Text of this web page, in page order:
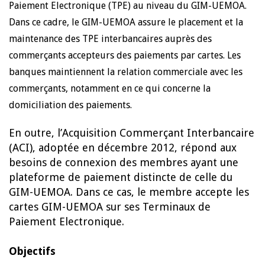
Paiement Electronique (TPE) au niveau du GIM-UEMOA.
Dans ce cadre, le GIM-UEMOA assure le placement et la
maintenance des TPE interbancaires auprès des
commerçants accepteurs des paiements par cartes. Les
banques maintiennent la relation commerciale avec les
commerçants, notamment en ce qui concerne la
domiciliation des paiements.
En outre, l’Acquisition Commerçant Interbancaire
(ACI), adoptée en décembre 2012, répond aux
besoins de connexion des membres ayant une
plateforme de paiement distincte de celle du
GIM-UEMOA. Dans ce cas, le membre accepte les
cartes GIM-UEMOA sur ses Terminaux de
Paiement Electronique.
Objectifs